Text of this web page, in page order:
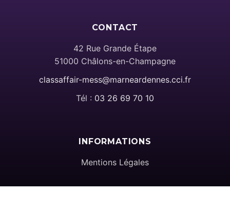
CONTACT
42 Rue Grande Étape
51000 Châlons-en-Champagne
classaffair-mess@marneardennes.cci.fr
Tél : 03 26 69 70 10
INFORMATIONS
Mentions Légales